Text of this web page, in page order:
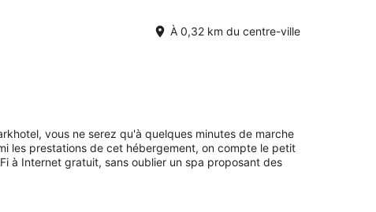
À 0,32 km du centre-ville
vous ne serez qu'à quelques minutes de marche
les prestations de cet hébergement, on compte le petit
à Internet gratuit, sans oublier un spa proposant des